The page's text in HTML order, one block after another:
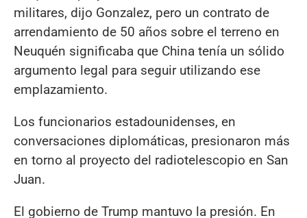
militares, dijo Gonzalez, pero un contrato de
arrendamiento de 50 años sobre el terreno en
Neuquén significaba que China tenía un sólido
argumento legal para seguir utilizando ese
emplazamiento.
Los funcionarios estadounidenses, en
conversaciones diplomáticas, presionaron más
en torno al proyecto del radiotelescopio en San
Juan.
El gobierno de Trump mantuvo la presión. En